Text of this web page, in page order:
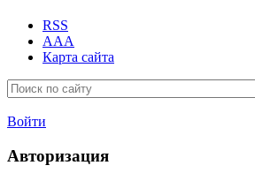
RSS
AAA
Карта сайта
Войти
Авторизация